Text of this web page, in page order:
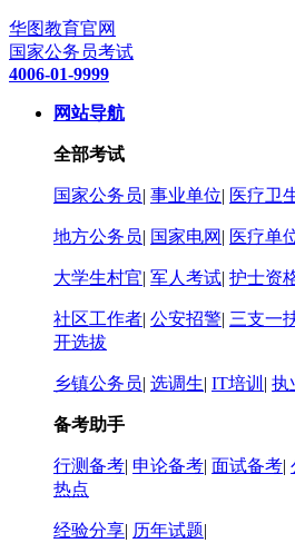
华图教育官网
国家公务员考试
4006-01-9999
网站导航
全部考试
国家公务员| 事业单位| 医疗卫
地方公务员| 国家电网 | 医疗单
大学生村官| 军人考试| 护士资
社区工作者| 公安招警| 三支一
开选拔
乡镇公务员| 选调生| IT培训 | 执
备考助手
行测备考| 申论备考| 面试备考|
热点
经验分享| 历年试题|